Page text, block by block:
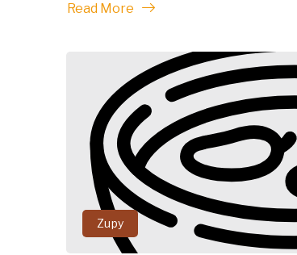
Read More
Zupy